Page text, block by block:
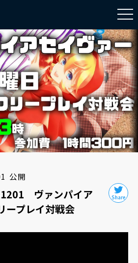
公開
ヴァンパイア
プレイ対戦会